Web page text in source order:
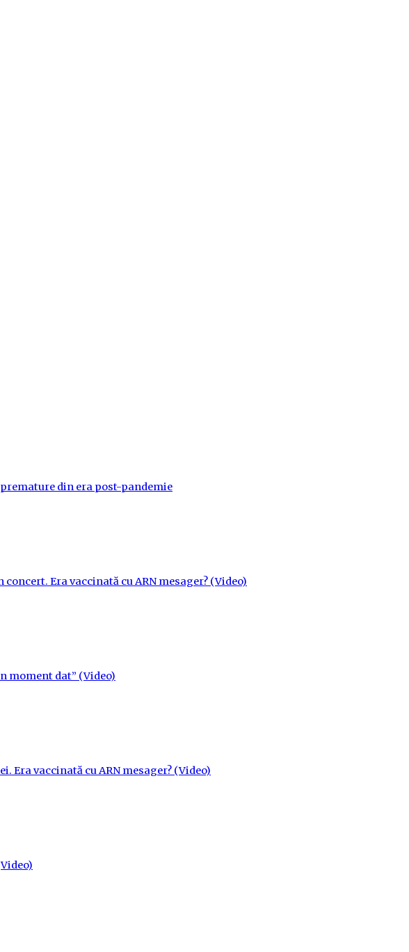
din era post-pandemie
Era vaccinată cu ARN mesager? (Video)
moment dat” (Video)
Era vaccinată cu ARN mesager? (Video)